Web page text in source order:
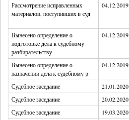
Рассмотрение исправленных
материалов, поступивших в суд
04.12.2019
Вынесено определение о
подготовке дела к судебному
разбирательству
04.12.2019
Вынесено определение о
назначении дела к судебному р
04.12.2019
Судебное заседание 21.01.2020
Судебное заседание
20.02.2020
Судебное заседание
19.03.2020